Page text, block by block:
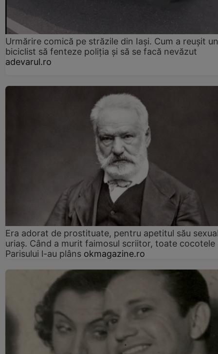
Urmărire comică pe străzile din Iași. Cum a reușit un
biciclist să fenteze poliția și să se facă nevăzut
adevarul.ro
Era adorat de prostituate, pentru apetitul său
uriaș. Când a murit faimosul scriitor, toate cocotele
Parisului l-au plâns okmagazine.ro